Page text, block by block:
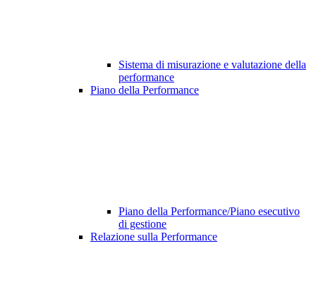
Sistema di misurazione e valutazione della
performance
Piano della Performance
Piano della Performance/Piano esecutivo
di gestione
Relazione sulla Performance